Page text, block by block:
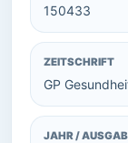
150433
ZEITSCHRIFT
GP
JAHR /